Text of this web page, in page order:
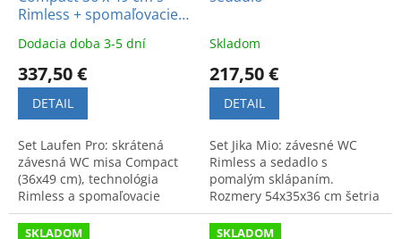
Rimless + spomaľovacie
Dodacia doba 3-5 dní
337,50 €
DETAIL
Set Laufen Pro: skrátená
závesná WC misa Compact
(36x49 cm), technológia
Rimless a spomaľovacie
sedadlo. Kompaktné a
hygienické riešenie do
Skladom
217,50 €
DETAIL
Set Jika Mio: závesné WC
Rimless a sedadlo s
pomalým sklápaním.
Rozmery 54x35x36 cm šetria
miesto. Úsporné
splachovanie, efektívny
SKLADOM
SKLADOM